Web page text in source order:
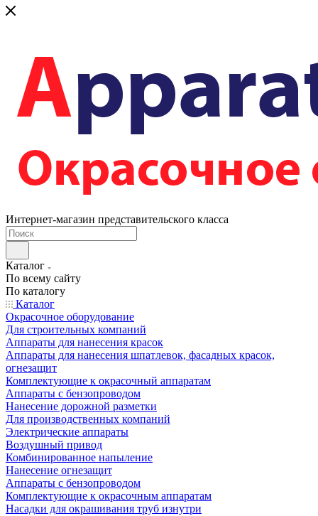
Интернет-магазин представительского класса
Каталог
По всему сайту
По каталогу
Каталог
Окрасочное оборудование
Для строительных компаний
Аппараты для нанесения красок
Аппараты для нанесения шпатлевок, фасадных красок,
огнезащит
Комплектующие к окрасочный аппаратам
Аппараты с бензопроводом
Нанесение дорожной разметки
Для производственных компаний
Электрические аппараты
Воздушный привод
Комбинированное напыление
Нанесение огнезащит
Аппараты с бензопроводом
Комплектующие к окрасочным аппаратам
Насадки для окрашивания труб изнутри